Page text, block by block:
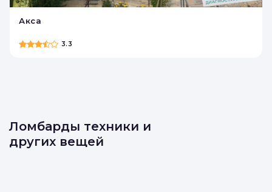
Акса
3.3
Ломбарды техники и
других вещей